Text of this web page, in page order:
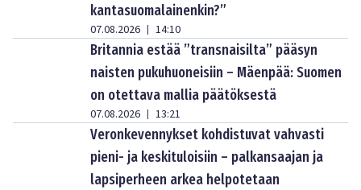
kantasuomalainenkin?”
07.08.2026 | 14:10
Britannia estää ”transnaisilta” pääsyn
naisten pukuhuoneisiin – Mäenpää: Suomen
on otettava mallia päätöksestä
07.08.2026 | 13:21
Veronkevennykset kohdistuvat vahvasti
pieni- ja keskituloisiin – palkansaajan ja
lapsiperheen arkea helpotetaan